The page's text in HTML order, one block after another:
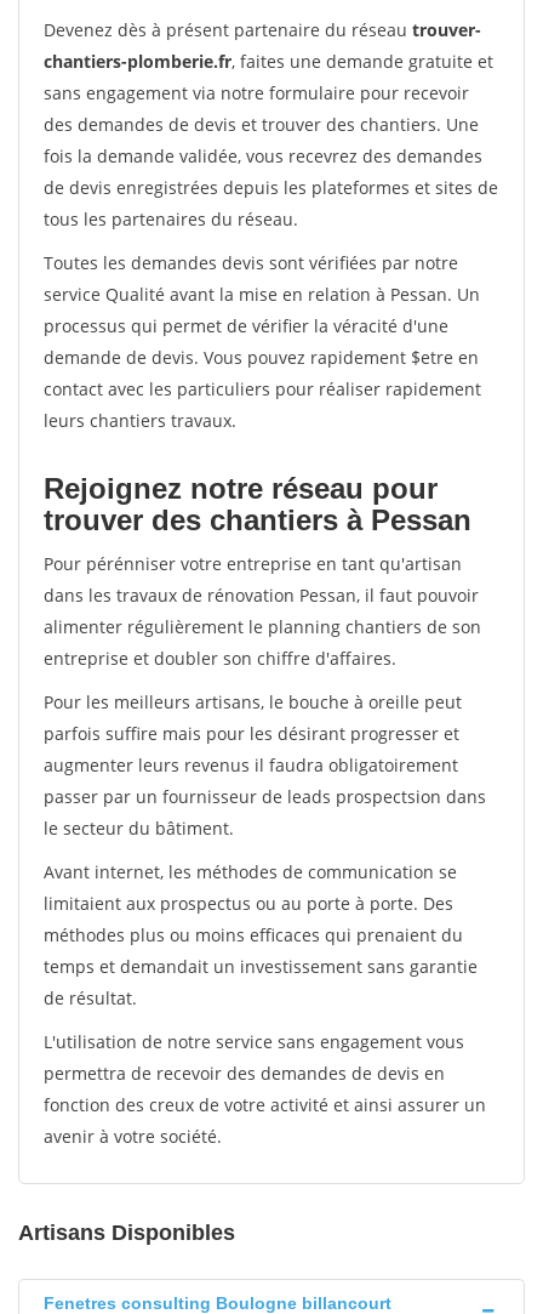
Devenez dès à présent partenaire du réseau trouver-
chantiers-plomberie.fr, faites une demande gratuite et
sans engagement via notre formulaire pour recevoir
des demandes de devis et trouver des chantiers. Une
fois la demande validée, vous recevrez des demandes
de devis enregistrées depuis les plateformes et sites de
tous les partenaires du réseau.
Toutes les demandes devis sont vérifiées par notre
service Qualité avant la mise en relation à Pessan. Un
processus qui permet de vérifier la véracité d'une
demande de devis. Vous pouvez rapidement $etre en
contact avec les particuliers pour réaliser rapidement
leurs chantiers travaux.
Rejoignez notre réseau pour
trouver des chantiers à Pessan
Pour pérénniser votre entreprise en tant qu'artisan
dans les travaux de rénovation Pessan, il faut pouvoir
alimenter régulièrement le planning chantiers de son
entreprise et doubler son chiffre d'affaires.
Pour les meilleurs artisans, le bouche à oreille peut
parfois suffire mais pour les désirant progresser et
augmenter leurs revenus il faudra obligatoirement
passer par un fournisseur de leads prospectsion dans
le secteur du bâtiment.
Avant internet, les méthodes de communication se
limitaient aux prospectus ou au porte à porte. Des
méthodes plus ou moins efficaces qui prenaient du
temps et demandait un investissement sans garantie
de résultat.
L'utilisation de notre service sans engagement vous
permettra de recevoir des demandes de devis en
fonction des creux de votre activité et ainsi assurer un
avenir à votre société.
Artisans Disponibles
Fenetres consulting Boulogne billancourt